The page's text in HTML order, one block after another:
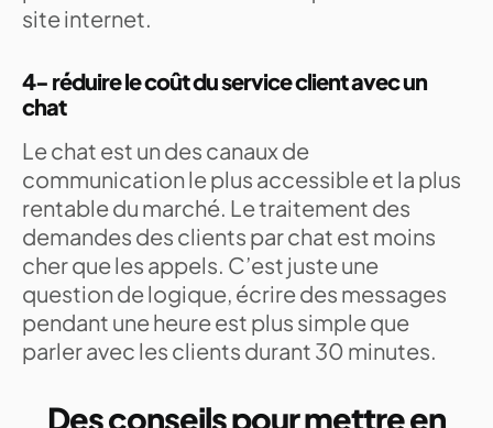
site internet.
4- réduire le coût du service client avec un
chat
Le chat est un des canaux de
communication le plus accessible et la plus
rentable du marché. Le traitement des
demandes des clients par chat est moins
cher que les appels. C’est juste une
question de logique, écrire des messages
pendant une heure est plus simple que
parler avec les clients durant 30 minutes.
Des conseils pour mettre en